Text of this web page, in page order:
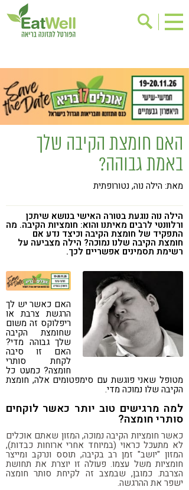
בישול בריא
אינדקס עסקים
ריפוי ומניעת מחלות
בריאות האישה
תוספי תזונה
מתכוני בריאות
אירועים
שינוי תזונתי
גישות בתזונה
ניקוי רעלים
ילדים
תזונה וספורט
הפרעות קשב & ריכוז
אכילה רגשית
רגישות לגלוטן
טעים להכיר
טבעונות
האם חומצת הקיבה שלך
באמת גבוהה?
מאת: הילה נוה, נטורופתית
הילה נוה נוגעת בטורה האישי בנושא שיתכן
ורלוונטי לרבים מאיתנו והוא: חומציות הקיבה. מה
התפקיד של חומצת הקיבה וכיצד נדע אם
חומצת הקיבה שלנו נמוכה? הילה מצביעה על
רשימת תסמינים אפשריים לכך.
האם כאשר יש לך
הרגשת צרבת או
ריפלוקס זה משום
שחומצת הקיבה
שלך גבוהה מדי?
האם זו סיבה
לקחת סותרי
חומצה? כמעט כל
מטופל שאני פוגשת עם סימפטומים אלה, חומצת
הקיבה שלו נמוכה מדי.
למה מרגישים טוב יותר כאשר לוקחים
סותרי חומצה?
כאשר חומציות הקיבה נמוכה, המזון שאתם אוכלים
לא מתעכל כראוי (במיוחד אחרי ארוחות כבדות),
המזון "יושב" זמן רב בקיבה, תוסס ונרקב ומייצר
חומציות משל עצמו. פעולה זו יוצרת את תחושת
הצרבת. כמובן, שבמצב זה לקיחת סותר חומצה
ישפר את ההרגשה.